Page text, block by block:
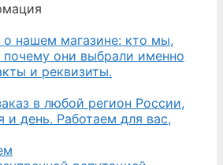
о нашем магазине: кто мы,
они выбрали именно
и реквизиты.
в любой регион России,
и день. Работаем для вас,